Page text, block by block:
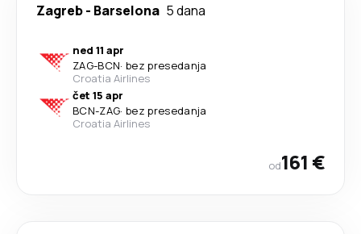
Zagreb- Barselona 5 dana
ned 11 apr
ZAG-BCN· bez presedanja
Croatia Airlines
čet 15 apr
BCN-ZAG· bez presedanja
Croatia Airlines
od161 €